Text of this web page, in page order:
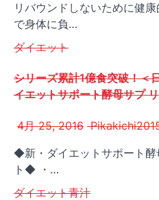
リバウンドしないために健康
で身体に負…
ダイエット
シリーズ累計1億食突破！＜
イエットサポート酵母サプ
4月 25, 2016
◆新・ダイエットサポート
ト◆ ・…
ダイエット青汁